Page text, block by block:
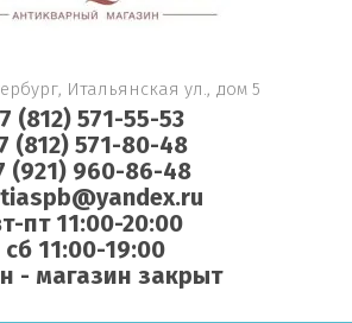
Итальянская ул., дом 5
(812) 571-55-53
(812) 571-80-48
(921) 960-86-48
пт 11:00-20:00
сб 11:00-19:00
- магазин закрыт